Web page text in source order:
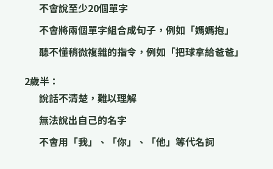
不會說至少20個單字
不會將兩個單字組合成句子，例如「媽媽抱」
聽不懂稍微複雜的指令，例如「把球拿給爸爸」
2歲半：
說話不清楚，難以理解
無法說出自己的名字
不會用「我」、「你」、「他」等代名詞